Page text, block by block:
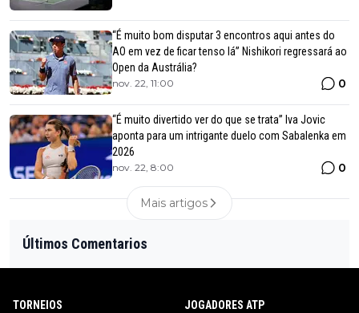
“É muito bom disputar 3 encontros aqui antes do
AO em vez de ficar tenso lá” Nishikori regressará ao
Open da Austrália?
nov. 22, 11:00 0
“É muito divertido ver do que se trata” Iva Jovic
aponta para um intrigante duelo com Sabalenka em
2026
nov. 22, 8:00 0
Mais artigos
Últimos Comentarios
TORNEIOS JOGADORES ATP